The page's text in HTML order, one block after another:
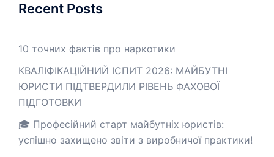
Recent Posts
10 точних фактів про наркотики
КВАЛІФІКАЦІЙНИЙ ІСПИТ 2026: МАЙБУТНІ
ЮРИСТИ ПІДТВЕРДИЛИ РІВЕНЬ ФАХОВОЇ
ПІДГОТОВКИ
🎓 Професійний старт майбутніх юристів:
успішно захищено звіти з виробничої практики!